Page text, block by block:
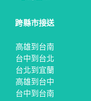
跨縣市接送
高雄到台南
台中到台北
台北到宜蘭
高雄到台中
台中到台南